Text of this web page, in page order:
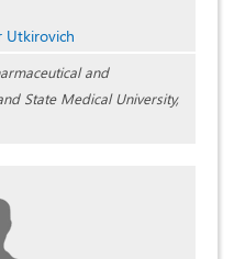
Utkirovich
and
State Medical University,